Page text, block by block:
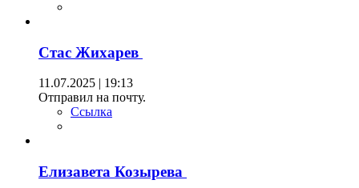
Стас Жихарев
11.07.2025 | 19:13
Отправил на почту.
Ссылка
Елизавета Козырева